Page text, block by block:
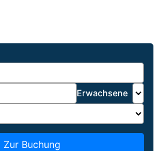
Erwachsene
Zur Buchung